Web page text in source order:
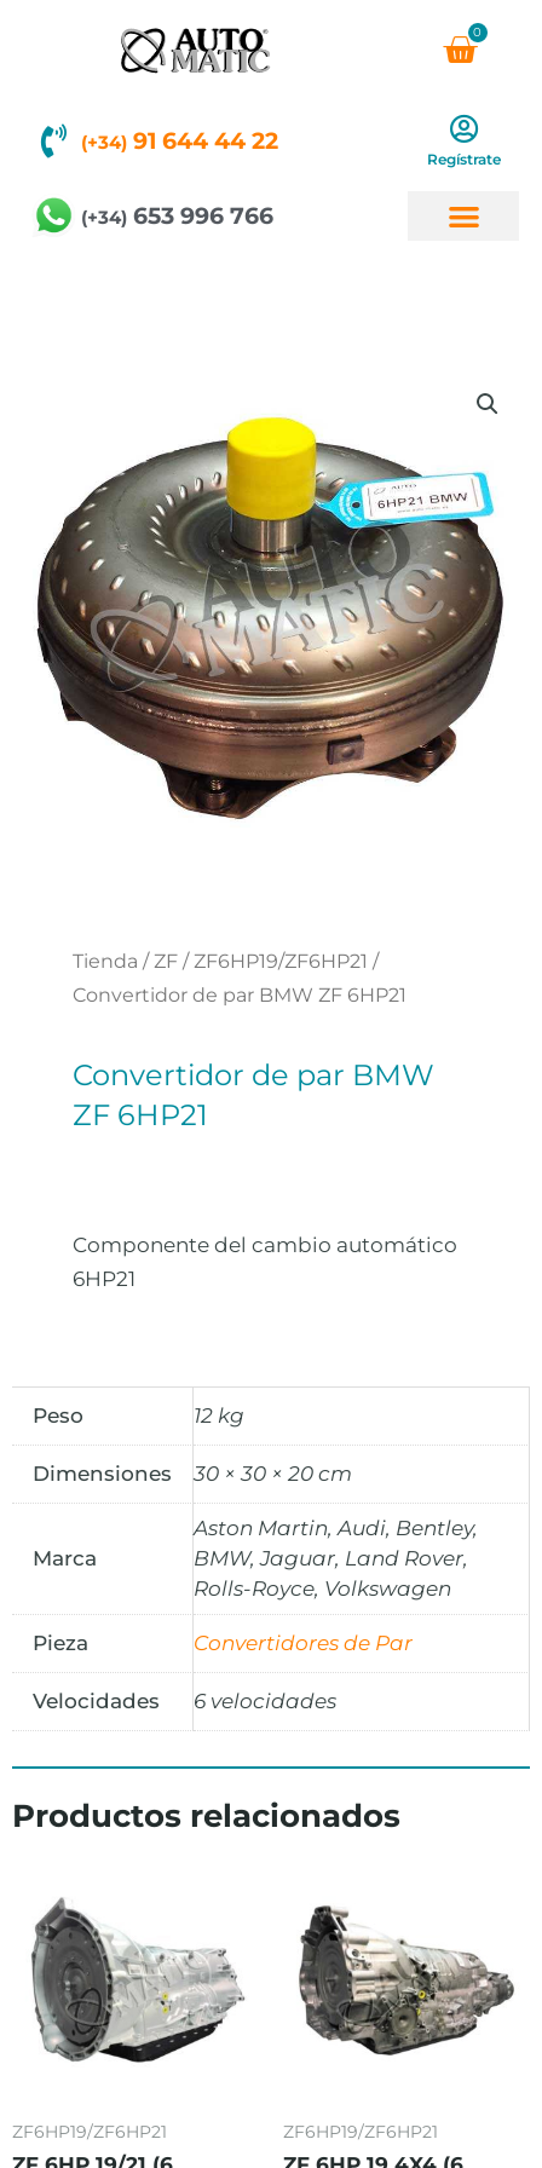
0
(+34) 91 644 44 22
Regístrate
(+34) 653 996 766
Tienda / ZF / ZF6HP19/ZF6HP21 /
Convertidor de par BMW ZF 6HP21
Convertidor de par BMW
ZF 6HP21
Componente del cambio automático
6HP21
Peso 12 kg
Dimensiones 30 × 30 × 20 cm
Marca
Aston Martin, Audi, Bentley,
BMW, Jaguar, Land Rover,
Rolls-Royce, Volkswagen
Pieza Convertidores de Par
Velocidades 6 velocidades
Productos relacionados
ZF6HP19/ZF6HP21 ZF6HP19/ZF6HP21